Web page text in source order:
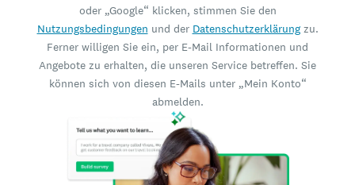
oder „Google“ klicken, stimmen Sie den
Nutzungsbedingungen und der Datenschutzerklärungzu.
Ferner willigen Sie ein, per E-Mail Informationen und
Angebote zu erhalten, die unseren Service betreffen. Sie
können sich von diesen E-Mails unter „Mein Konto“
abmelden.